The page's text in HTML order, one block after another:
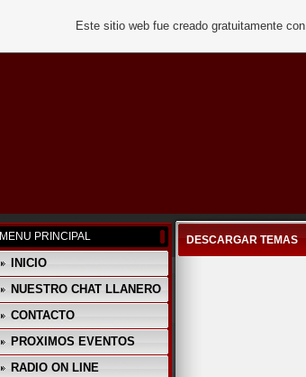
MENU PRINCIPAL
INICIO
NUESTRO CHAT LLANERO
CONTACTO
PROXIMOS EVENTOS
RADIO ON LINE
DESCARGAR TEMAS
Este sitio web fue creado gratuitamente con